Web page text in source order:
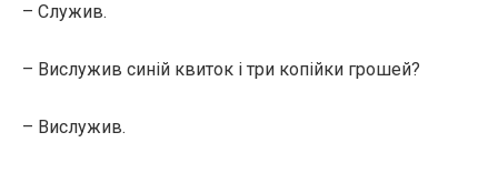
– Служив.
– Вислужив синій квиток і три копійки грошей?
– Вислужив.